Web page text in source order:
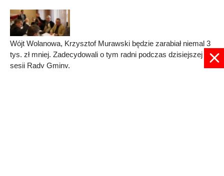
Wójt Wolanowa, Krzysztof Murawski będzie zarabiał niemal 3
tys. zł mniej. Zadecydowali o tym radni podczas dzisiejszej
sesji Rady Gminy.